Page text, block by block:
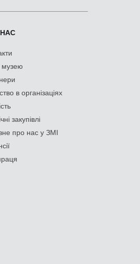
в організаціях
закупівлі
про нас у ЗМІ